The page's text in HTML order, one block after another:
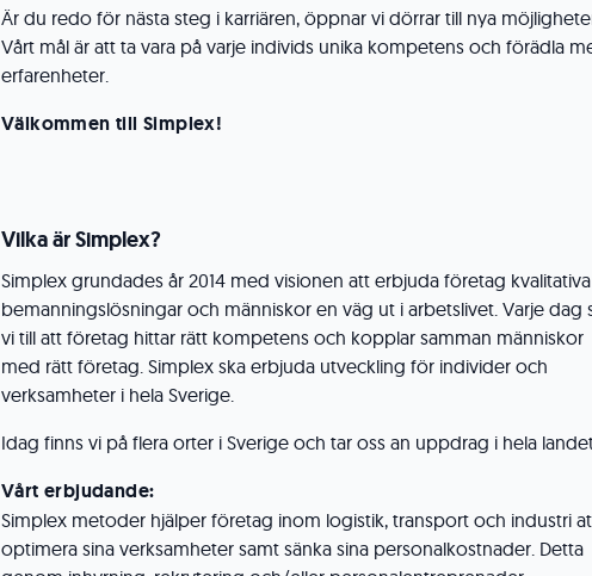
Är du redo för nästa steg i karriären, öppnar vi dörrar till nya
Vårt mål är att ta vara på varje individs unika kompetens och förädla
erfarenheter.
Välkommen till Simplex!
Vilka är Simplex?
Simplex grundades år 2014 med visionen att erbjuda företag kvalitativa
bemanningslösningar och människor en väg ut i arbetslivet. Varje dag
vi till att företag hittar rätt kompetens och kopplar samman människor
med rätt företag. Simplex ska erbjuda utveckling för individer och
verksamheter i hela Sverige.
Idag finns vi på flera orter i Sverige och tar oss an uppdrag i hela
Vårt erbjudande:
Simplex metoder hjälper företag inom logistik, transport och industri
optimera sina verksamheter samt sänka sina personalkostnader. Detta